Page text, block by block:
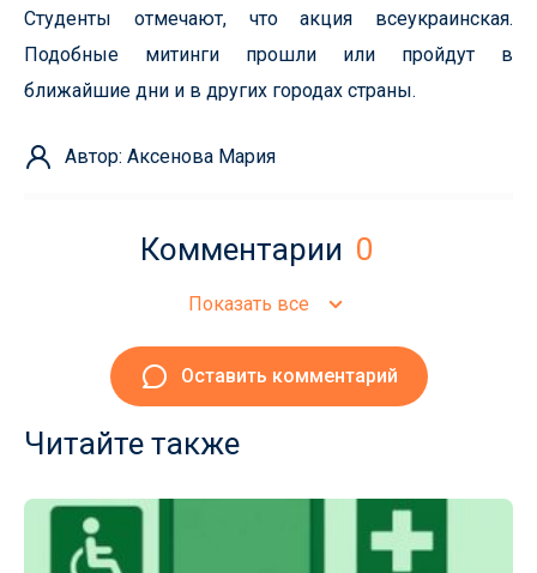
Студенты отмечают, что акция всеукраинская.
Подобные митинги прошли или пройдут в
ближайшие дни и в других городах страны.
Автор: Аксенова Мария
Комментарии 0
Показать все
Оставить комментарий
Читайте также